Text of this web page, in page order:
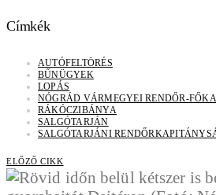
Címkék
AUTÓFELTÖRÉS
BŰNÜGYEK
LOPÁS
NÓGRÁD VÁRMEGYEI RENDŐR-
RÁKÓCZIBÁNYA
SALGÓTARJÁN
SALGÓTARJÁNI
ELŐZŐ CIKK